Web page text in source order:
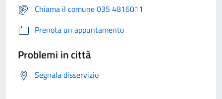
Chiama il comune 035 4816011
Prenota un appuntamento
Problemi in città
Segnala disservizio